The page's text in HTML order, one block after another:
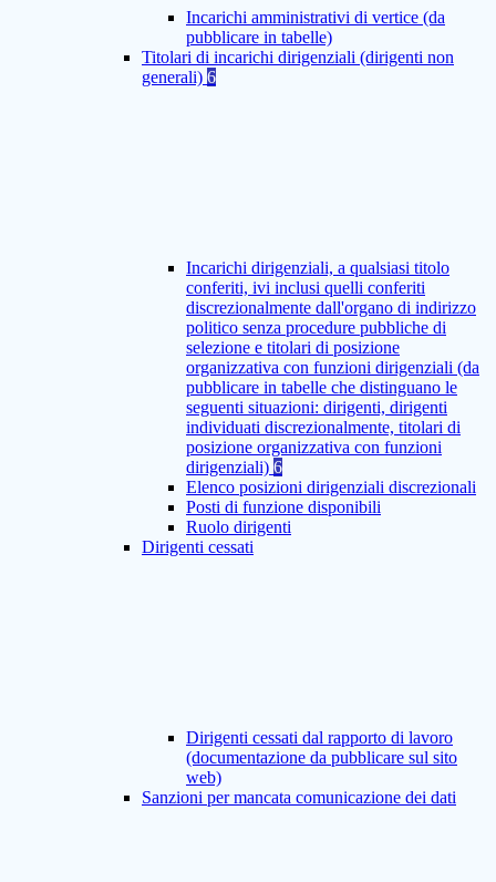
Incarichi amministrativi di vertice (da
pubblicare in tabelle)
Titolari di incarichi dirigenziali (dirigenti non
generali) 6
Incarichi dirigenziali, a qualsiasi titolo
conferiti, ivi inclusi quelli conferiti
discrezionalmente dall'organo di indirizzo
politico senza procedure pubbliche di
selezione e titolari di posizione
organizzativa con funzioni dirigenziali (da
pubblicare in tabelle che distinguano le
seguenti situazioni: dirigenti, dirigenti
individuati discrezionalmente, titolari di
posizione organizzativa con funzioni
dirigenziali) 6
Elenco posizioni dirigenziali discrezionali
Posti di funzione disponibili
Ruolo dirigenti
Dirigenti cessati
Dirigenti cessati dal rapporto di lavoro
(documentazione da pubblicare sul sito
web)
Sanzioni per mancata comunicazione dei dati